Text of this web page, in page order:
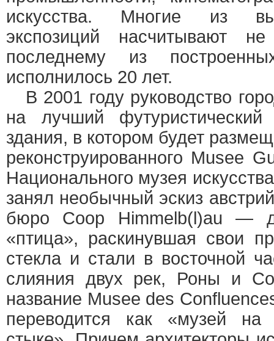
искусства. Многие из
экспозиций насчитывают
последнему из
исполнилось 20 лет.
В 2001 году руководство
на лучший
здания, в котором будет
реконструированного Musee
Национального музея
занял необычный эскиз
бюро Coop Himmelb(l)au —
«птица», раскинувшая свои
стекла и стали в восточной
слияния двух рек, Роны и
название Musee des
переводится как «музей